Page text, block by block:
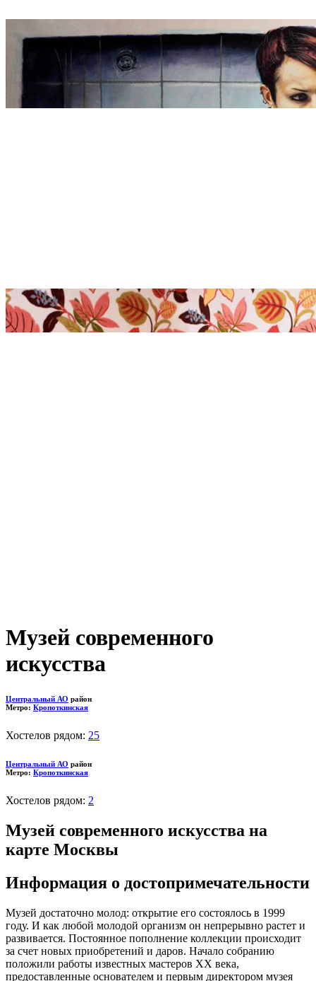
Музей современного
искусства
Центральный АО район
Метро: Кропоткинская
Хостелов рядом: 25
Центральный АО район
Метро: Кропоткинская
Хостелов рядом: 2
Музей современного искусства на
карте Москвы
Информация о достопримечательности
Музей достаточно молод: открытие его состоялось в 1999
году. И как любой молодой организм он непрерывно растет и
развивается. Постоянное пополнение коллекции происходит
за счет новых приобретений и даров. Начало собранию
положили работы известных мастеров XX века,
предоставленные основателем и первым директором музея